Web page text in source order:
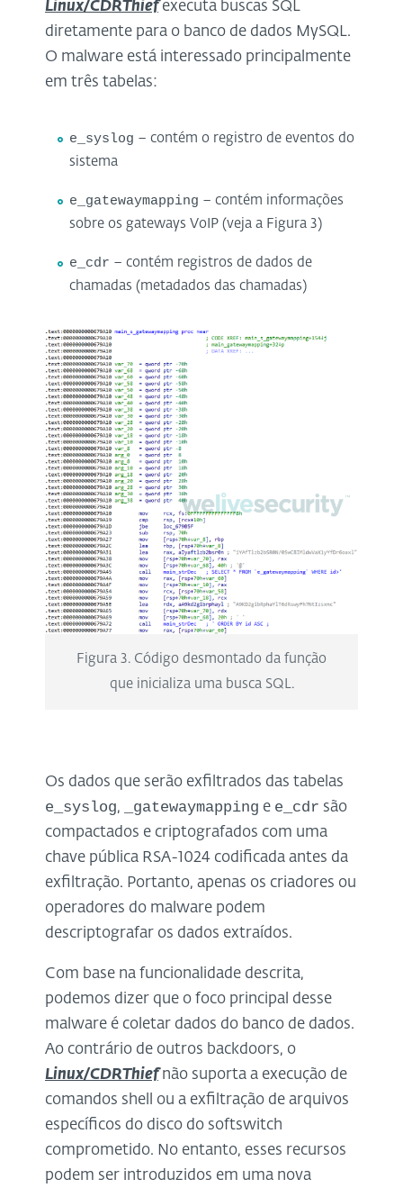
Linux/CDRThiefexecuta buscas SQL
diretamente para o banco de dados MySQL.
O malware está interessado principalmente
em três tabelas:
e_syslog – contém o registro de eventos do
sistema
e_gatewaymapping – contém informações
sobre os gateways VoIP (veja a Figura 3)
e_cdr – contém registros de dados de
chamadas (metadados das chamadas)
Figura 3. Código desmontado da função
que inicializa uma busca SQL.
Os dados que serão exfiltrados das tabelas
e_syslog, _gatewaymapping e e_cdr são
compactados e criptografados com uma
chave pública RSA-1024 codificada antes da
exfiltração. Portanto, apenas os criadores ou
operadores do malware podem
descriptografar os dados extraídos.
Com base na funcionalidade descrita,
podemos dizer que o foco principal desse
malware é coletar dados do banco de dados.
Ao contrário de outros backdoors, o
Linux/CDRThiefnão suporta a execução de
comandos shell ou a exfiltração de arquivos
específicos do disco do softswitch
comprometido. No entanto, esses recursos
podem ser introduzidos em uma nova